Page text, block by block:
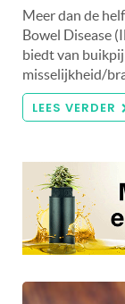
Meer dan de
Bowel Disease
biedt van
misselijkheid/
LEES VERDER